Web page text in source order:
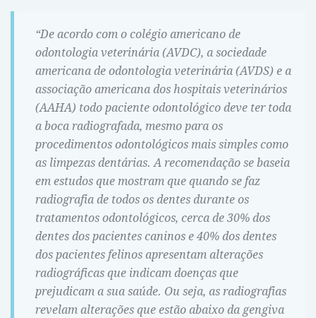
“De acordo com o colégio americano de
odontologia veterinária (AVDC), a sociedade
americana de odontologia veterinária (AVDS) e a
associação americana dos hospitais veterinários
(AAHA) todo paciente odontológico deve ter toda
a boca radiografada, mesmo para os
procedimentos odontológicos mais simples como
as limpezas dentárias. A recomendação se baseia
em estudos que mostram que quando se faz
radiografia de todos os dentes durante os
tratamentos odontológicos, cerca de 30% dos
dentes dos pacientes caninos e 40% dos dentes
dos pacientes felinos apresentam alterações
radiográficas que indicam doenças que
prejudicam a sua saúde. Ou seja, as radiografias
revelam alterações que estão abaixo da gengiva